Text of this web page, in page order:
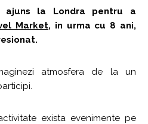
ajuns la Londra pentru a
Market, in urma cu 8 ani,
atmosfera de la un
exista evenimente pe